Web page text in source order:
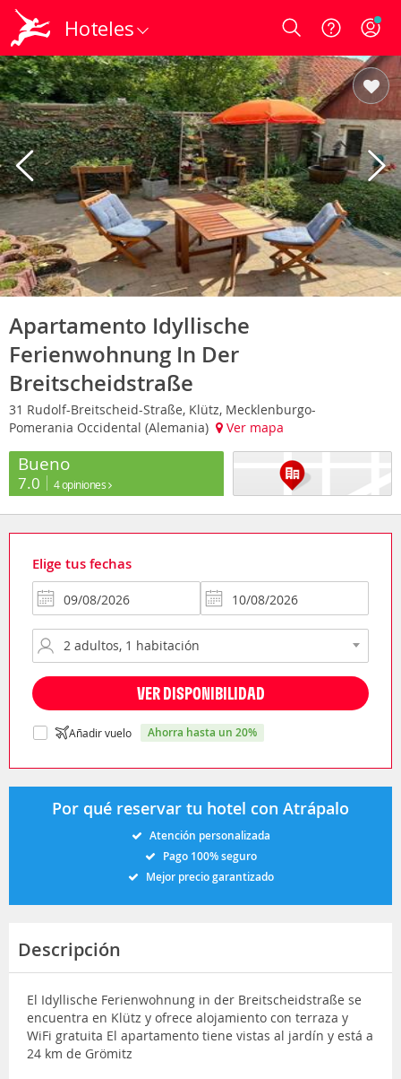
Hoteles Login
Apartamento Idyllische
Ferienwohnung In Der
Breitscheidstraße
31 Rudolf-Breitscheid-Straße, Klütz, Mecklenburgo-
Pomerania Occidental (Alemania)
Ver mapa
Bueno
7.0 4 opiniones
Elige tus fechas
VER DISPONIBILIDAD
Añadir vuelo ahorra hasta un 20%
Por qué reservar tu hotel con Atrápalo
Atención personalizada
Pago 100% seguro
Mejor precio garantizado
Descripción
El Idyllische Ferienwohnung in der Breitscheidstraße se
encuentra en Klütz y ofrece alojamiento con terraza y
WiFi gratuita El apartamento tiene vistas al jardín y está a
24 km de Grömitz